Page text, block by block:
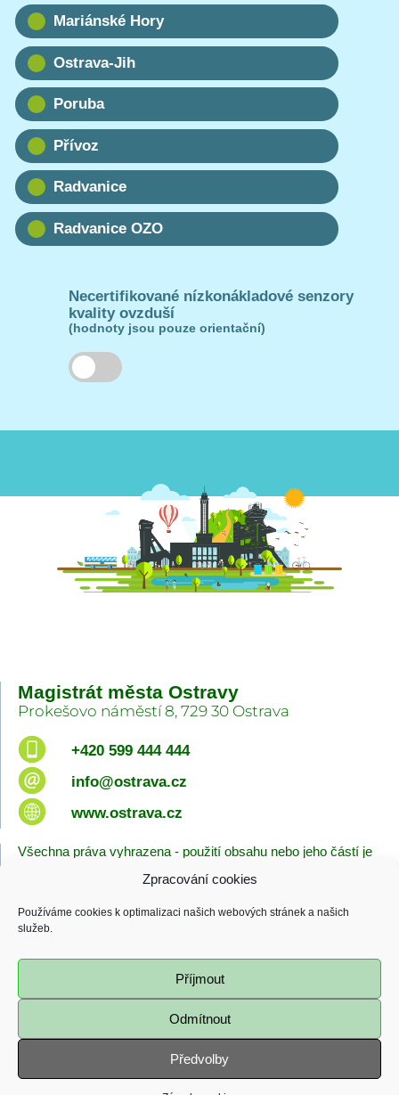
Zpracování cookies
Používáme cookies k optimalizaci našich webových stránek a našich
služeb.
Příjmout
Odmítnout
Předvolby
Mariánské Hory
Ostrava-Jih
Poruba
Přívoz
Radvanice
Radvanice OZO
Necertifikované nízkonákladové senzory
kvality ovzduší
(hodnoty jsou pouze orientační)
Magistrát města Ostravy
Prokešovo náměstí 8, 729 30 Ostrava
+420 599 444 444
info@ostrava.cz
www.ostrava.cz
Všechna práva vyhrazena - použití obsahu nebo jeho částí je
Zásady cookies
Poslední změna